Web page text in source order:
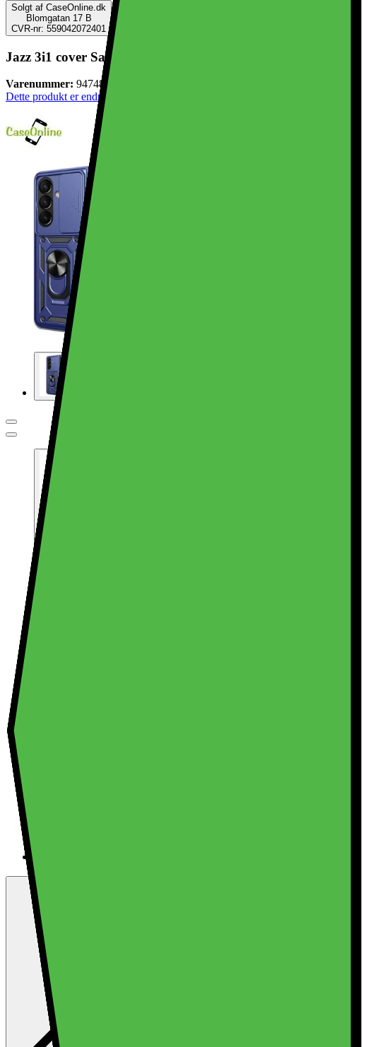
Solgt af CaseOnline.dk
Blomgatan 17 B
CVR-nr: 559042072401
Jazz 3i1 cover Samsung Galaxy Z Fold 7 - Blå
Varenummer: 947487
Dette produkt er endnu ikke blevet bedømt.